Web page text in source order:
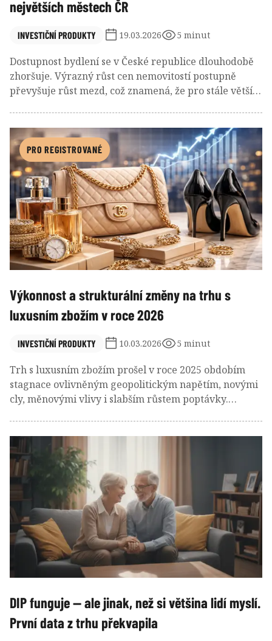
největších městech ČR
INVESTIČNÍ PRODUKTY 19.03.2026 5 minut
Dostupnost bydlení se v České republice dlouhodobě
zhoršuje. Výrazný růst cen nemovitostí postupně
převyšuje růst mezd, což znamená, že pro stále větší
cen bytů v Praze, Brně, Plzni, Liberci a Ostravě,
doplněné o regionální průměrné mzdy a konkrétní
příklady extrémnějších cenových úrovní.
PRO REGISTROVANÉ
Výkonnost a strukturální změny na trhu s
luxusním zbožím v roce 2026
INVESTIČNÍ PRODUKTY 10.03.2026 5 minut
Trh s luxusním zbožím prošel v roce 2025 obdobím
stagnace ovlivněným geopolitickým napětím, novými
cly, měnovými vlivy i slabším růstem poptávky.
zůstává nejistý. Klíčovou roli by měly hrát především
Spojené státy a Čína, zatímco zbytek světa včetně
rychle rostoucího Blízkého východu nadále tvoří
významnou část globální poptávky po luxusním zboží.
DIP funguje — ale jinak, než si většina lidí myslí.
První data z trhu překvapila